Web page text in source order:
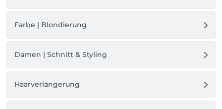
Farbe | Blondierung
Damen | Schnitt & Styling
Haarverlängerung